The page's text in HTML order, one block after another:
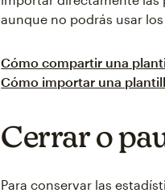
aunque no podrás usar
Cómo compartir una
Cómo importar una
Cerrar o
Para conservar las